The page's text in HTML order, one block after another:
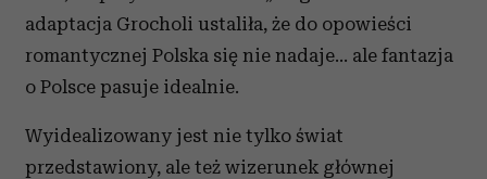
adaptacja Grocholi ustaliła, że do opowieści
romantycznej Polska się nie nadaje… ale fantazja
o Polsce pasuje idealnie.
Wyidealizowany jest nie tylko świat
przedstawiony, ale też wizerunek głównej